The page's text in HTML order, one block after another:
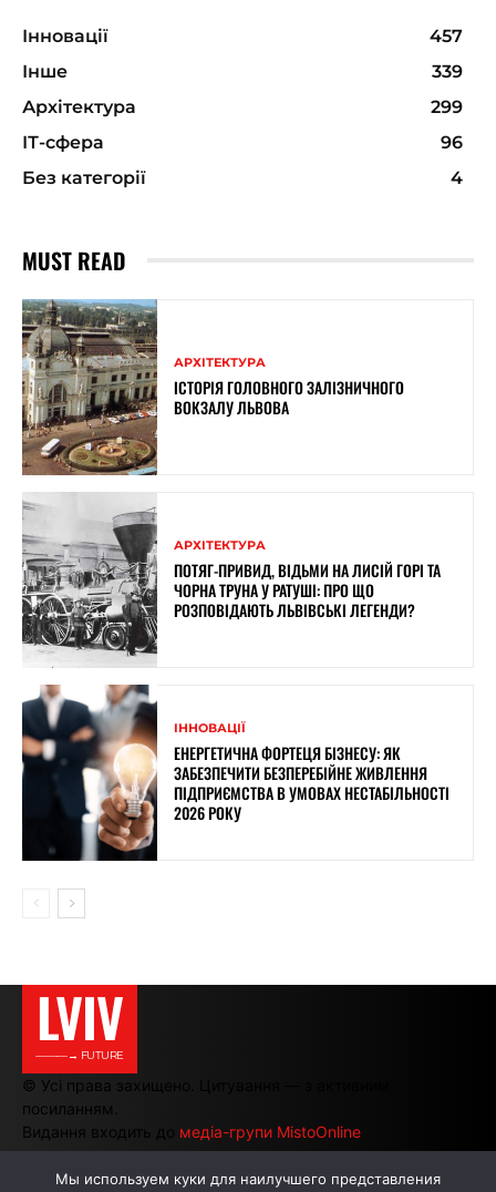
Інновації
457
Інше
339
Архітектура
299
ІТ-сфера
96
Без категорії
4
MUST READ
АРХІТЕКТУРА
ІСТОРІЯ ГОЛОВНОГО ЗАЛІЗНИЧНОГО
ВОКЗАЛУ ЛЬВОВА
АРХІТЕКТУРА
ПОТЯГ-ПРИВИД, ВІДЬМИ НА ЛИСІЙ ГОРІ ТА
ЧОРНА ТРУНА У РАТУШІ: ПРО ЩО
РОЗПОВІДАЮТЬ ЛЬВІВСЬКІ ЛЕГЕНДИ?
ІННОВАЦІЇ
ЕНЕРГЕТИЧНА ФОРТЕЦЯ БІЗНЕСУ: ЯК
ЗАБЕЗПЕЧИТИ БЕЗПЕРЕБІЙНЕ ЖИВЛЕННЯ
ПІДПРИЄМСТВА В УМОВАХ НЕСТАБІЛЬНОСТІ
2026 РОКУ
LVIV
———→ FUTURE
© Усі права захищено. Цитування — з активним
посиланням.
Видання входить до медіа-групи MistoOnline
Мы используем куки для наилучшего представления